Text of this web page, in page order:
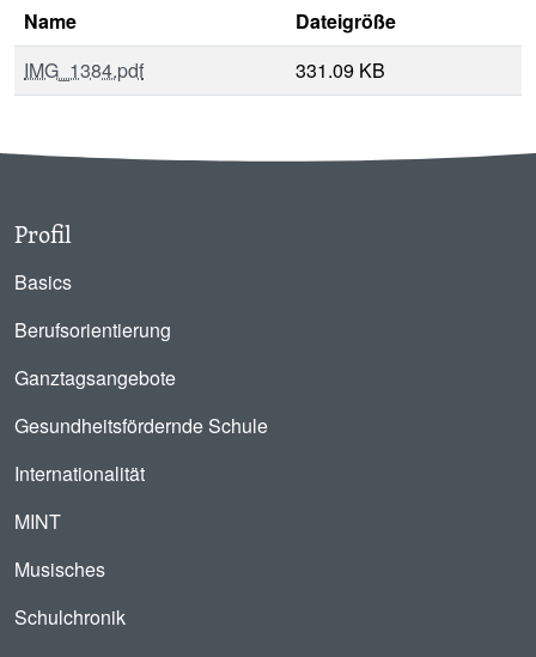
Name
Dateigröße
IMG_1384.pdf
331.09 KB
Profil
Basics
Berufsorientierung
Ganztagsangebote
Gesundheitsfördernde Schule
Internationalität
MINT
Musisches
Schulchronik